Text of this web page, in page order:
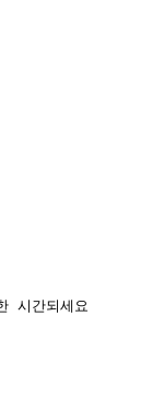
시간되세요